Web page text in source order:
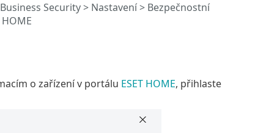
Security> Nastavení> Bezpečnostní
o zařízení v portálu ESET HOME, přihlaste